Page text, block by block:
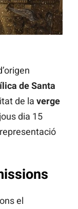
de Santa
de la verge
dia 15
el